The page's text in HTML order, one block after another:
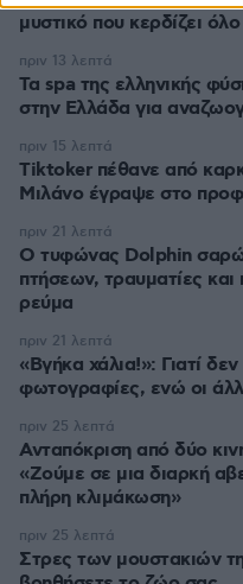
μυστικό που κερδίζει
Τα spa της ελληνικής
στην Ελλάδα για
πριν 13 λεπτά
Tiktoker πέθανε από
Μιλάνο έγραψε στο
πριν 15 λεπτά
Ο τυφώνας Dolphin
πτήσεων, τραυματίες
ρεύμα
πριν 21 λεπτά
«Βγήκα χάλια!»: Γιατί
φωτογραφίες, ενώ οι
πριν 21 λεπτά
Ανταπόκριση από δύο
«Ζούμε σε μια διαρκή
πλήρη κλιμάκωση»
πριν 25 λεπτά
Στρες των μουστακιών
πριν 25 λεπτά